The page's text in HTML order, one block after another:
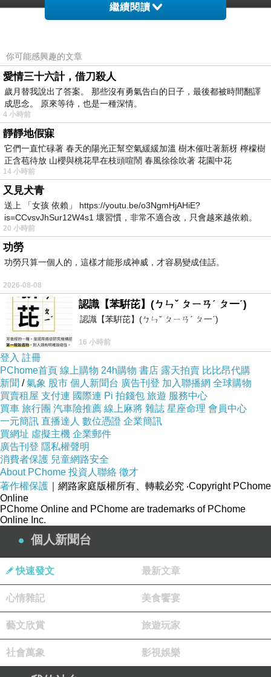
繼續閱讀
你可能感興趣的文章
愛情三十六計，借刀殺人
歲月替我說出了答案。 那些沒有勇氣告白的日子，最後都被時間翻譯
成思念。 原來等待，也是一種深情。
4 小時前
靜靜地假寐
它們一直忙碌著 春天的陽光正幫空氣緩緩加溫 樹木催吐著新枒 檸檬樹
正含苞待放 山櫻與桃花早在枝頭喧鬧 春風徐徐吹著 花園中花
14 小時前
又見犬青
送上 「女孩 依賴」 https://youtu.be/o3NgmHjAHiE?
is=CCvsvJhSur12W4s1 壞習慣，非常不適合改，只會越來越依賴。
我害怕的
20 小時前
功勞
功勞只算一個人的，這樣才能形成神威，才容易變成佳話。
2026-08-08
認識【苯騈芘】(ㄅㄣˇ ㄆㄧㄢˊ ㄆ一ˊ)
認識【苯騈芘】(ㄅㄣˇ ㄆㄧㄢˊ ㄆ一ˊ)
16 小時前
登入 註冊
PChome首頁 線上購物 24h購物 書店 露天拍賣 比比昂代購
新聞 /氣象 股市 個人新聞台 廣告刊登 加入聯播網 全球購物
買賣租屋 支付連 國際連 Pi 拍錢包 旅遊 服務中心
買車 旅行團 汽車險推薦 線上麻將 雜誌 星座命理 會員中心
一元簡訊 直播達人 數位憑證 企業簡訊
買網址 虛擬主機 企業郵件
廣告刊登 隱私權聲明
消費者保護 兒童網路安全
About PChome 投資人聯絡 徵才
著作權保護 ｜網路家庭版權所有、轉載必究 ‧Copyright PChome
Online
PChome Online and PChome are trademarks of PChome
Online Inc.
個人新聞台
快速發文 最新文章
心情雜記 美食饗宴
藝文欣賞 旅遊玩家
社會萬象 影視娛樂